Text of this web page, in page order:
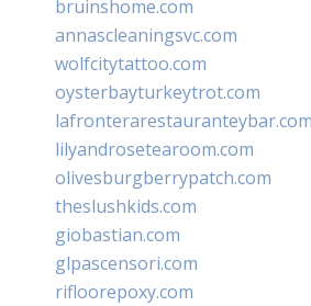
bruinshome.com
annascleaningsvc.com
wolfcitytattoo.com
oysterbayturkeytrot.com
lafronterarestauranteybar.com
lilyandrosetearoom.com
olivesburgberrypatch.com
theslushkids.com
giobastian.com
glpascensori.com
rifloorepoxy.com